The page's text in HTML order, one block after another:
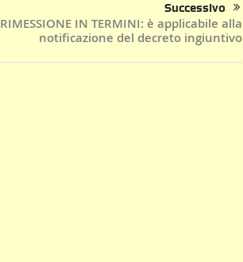
Successivo
RIMESSIONE IN TERMINI: è applicabile alla
notificazione del decreto ingiuntivo